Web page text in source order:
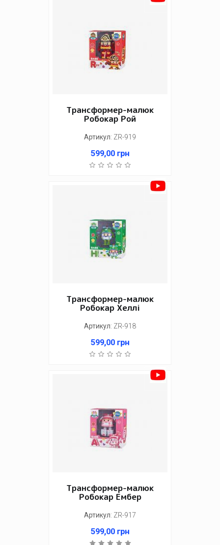
Трансформер-малюк
Робокар Рой
Артикул: ZR-919
599,00 грн
Трансформер-малюк
Робокар Хеллі
Артикул: ZR-918
599,00 грн
Трансформер-малюк
Робокар Ембер
Артикул: ZR-917
599,00 грн